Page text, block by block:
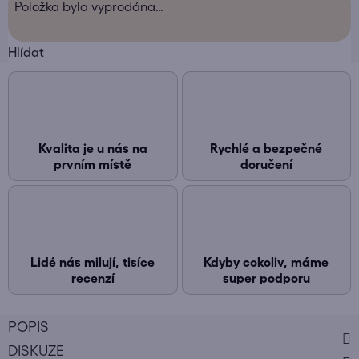
Položka byla vyprodána…
Hlídat
Kvalita je u nás na
prvním místě
Rychlé a bezpečné
doručení
Lidé nás milují, tisíce
recenzí
Kdyby cokoliv, máme
super podporu
POPIS
DISKUZE